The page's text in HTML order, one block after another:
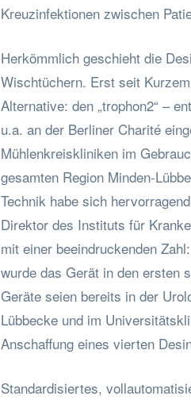
Kreuzinfektionen zwischen
Herkömmlich geschieht die
Wischtüchern. Erst seit
Alternative: den „trophon2“ –
u.a. an der Berliner Charité
Mühlenkreiskliniken im
gesamten Region Minden-
Technik habe sich
Direktor des Instituts für
mit einer beeindruckenden
wurde das Gerät in den ersten
Geräte seien bereits in der
Lübbecke und im
Anschaffung eines vierten
Standardisiertes,